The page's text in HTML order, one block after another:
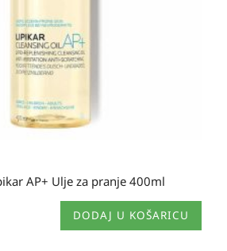
AP+ Ulje za pranje 400ml
DODAJ U KOŠARICU